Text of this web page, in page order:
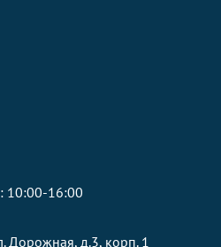
10:00-16:00
Дорожная, д.3, корп. 1